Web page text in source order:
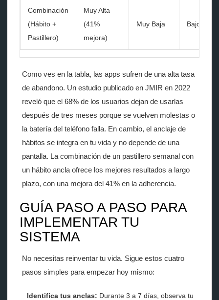
Combinación
(Hábito +
Pastillero)
Muy Alta
(41%
mejora)
Muy Baja Bajo
Como ves en la tabla, las apps sufren de una alta tasa
de abandono. Un estudio publicado en JMIR en 2022
reveló que el 68% de los usuarios dejan de usarlas
después de tres meses porque se vuelven molestas o
la batería del teléfono falla. En cambio, el anclaje de
hábitos se integra en tu vida y no depende de una
pantalla. La combinación de un pastillero semanal con
un hábito ancla ofrece los mejores resultados a largo
plazo, con una mejora del 41% en la adherencia.
GUÍA PASO A PASO PARA
IMPLEMENTAR TU
SISTEMA
No necesitas reinventar tu vida. Sigue estos cuatro
pasos simples para empezar hoy mismo:
Identifica tus anclas: Durante 3 a 7 días, observa tu